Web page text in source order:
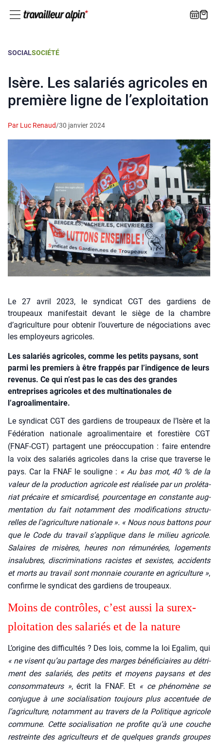
SOCIALSOCIÉTÉ
Isère. Les salariés agricoles en
première ligne de l’exploitation
Par Luc Renaud/30 janvier 2024
Le 27 avril 2023, le syndicat CGT des gardiens de
troupeaux manifestait devant le siège de la chambre
d’agriculture pour obtenir l’ouverture de négociations avec
les employeurs agricoles.
Les salariés agricoles, comme les petits paysans, sont
parmi les premiers à être frappés par l’indigence de leurs
revenus. Ce qui n’est pas le cas des des grandes
entreprises agricoles et des multinationales de
l’agroalimentaire.
Le syn­di­cat CGT des gar­diens de trou­peaux de l’Isère et la
Fédé­ra­tion natio­nale agroa­li­men­taire et fores­tière CGT
(FNAF-CGT) par­tagent une pré­oc­cu­pa­tion : faire entendre
la voix des sala­riés agri­coles dans la crise que tra­verse le
pays. Car la FNAF le sou­ligne : « Au bas mot, 40 % de la
valeur de la pro­duc­tion agri­cole est réa­li­sée par un pro­lé­ta­
riat pré­caire et smi­car­di­sé, pour­cen­tage en constante aug­
men­ta­tion du fait notam­ment des modi­fi­ca­tions struc­tu­
relles de l’agriculture natio­nale ». « Nous nous bat­tons pour
que le Code du tra­vail s’applique dans le milieu agri­cole.
Salaires de misères, heures non rému­né­rées, loge­ments
insa­lubres, dis­cri­mi­na­tions racistes et sexistes, acci­dents
et morts au tra­vail sont mon­naie cou­rante en agri­cul­ture »,
confirme le syn­di­cat des gar­diens de trou­peaux.
Moins de contrôles, c’est aus­si la sur­ex­
ploi­ta­tion des sala­riés et de la nature
L’origine des dif­fi­cul­tés ? Des lois, comme la loi Ega­lim, qui
« ne visent qu’au par­tage des marges béné­fi­ciaires au détri­
ment des sala­riés, des petits et moyens pay­sans et des
consom­ma­teurs », écrit la FNAF. Et « ce phé­no­mène se
conjugue à une socia­li­sa­tion tou­jours plus accen­tuée de
l’agriculture, notam­ment au tra­vers de la Poli­tique agri­cole
com­mune. Cette socia­li­sa­tion ne pro­fite qu’à une couche
res­treinte des agri­cul­teurs et de quelques grands groupes